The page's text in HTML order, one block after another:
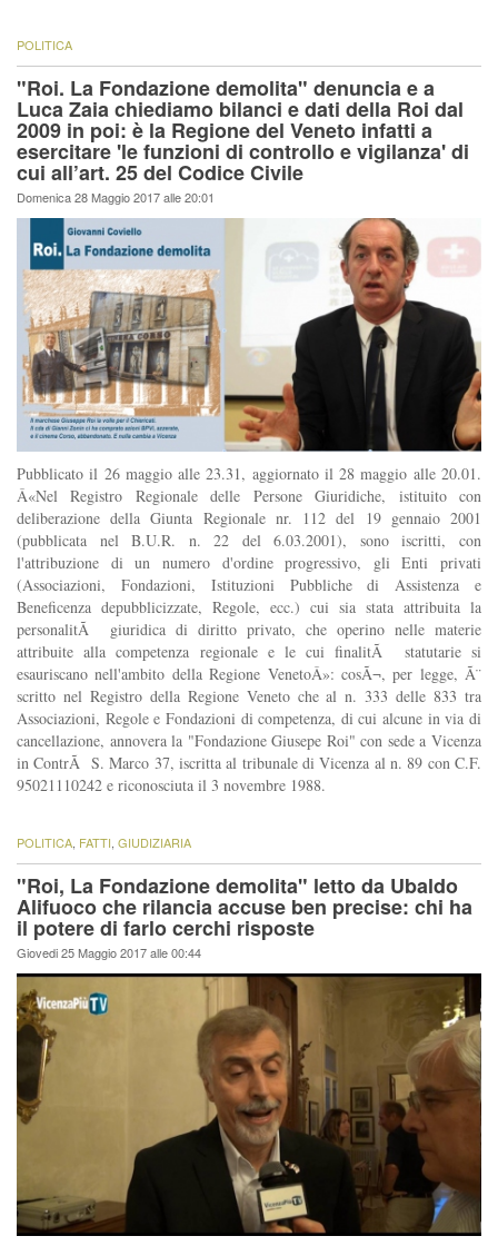
POLITICA
"Roi. La Fondazione demolita" denuncia e a
Luca Zaia chiediamo bilanci e dati della Roi dal
2009 in poi: è la Regione del Veneto infatti a
esercitare 'le funzioni di controllo e vigilanza' di
cui all’art. 25 del Codice Civile
Domenica 28 Maggio 2017 alle 20:01
Pubblicato il 26 maggio alle 23.31, aggiornato il 28 maggio alle 20.01.
Â«Nel Registro Regionale delle Persone Giuridiche, istituito con
deliberazione della Giunta Regionale nr. 112 del 19 gennaio 2001
(pubblicata nel B.U.R. n. 22 del 6.03.2001), sono iscritti, con
l'attribuzione di un numero d'ordine progressivo, gli Enti privati
(Associazioni, Fondazioni, Istituzioni Pubbliche di Assistenza e
Beneficenza depubblicizzate, Regole, ecc.) cui sia stata attribuita la
personalitÃ giuridica di diritto privato, che operino nelle materie
attribuite alla competenza regionale e le cui finalitÃ statutarie si
esauriscano nell'ambito della Regione VenetoÂ»: cosÃ¬, per legge, Ã¨
scritto nel Registro della Regione Veneto che al n. 333 delle 833 tra
Associazioni, Regole e Fondazioni di competenza, di cui alcune in via di
cancellazione, annovera la "Fondazione Giusepe Roi" con sede a Vicenza
in ContrÃ S. Marco 37, iscritta al tribunale di Vicenza al n. 89 con C.F.
95021110242 e riconosciuta il 3 novembre 1988.
POLITICA FATTI GIUDIZIARIA
"Roi, La Fondazione demolita" letto da Ubaldo
Alifuoco che rilancia accuse ben precise: chi ha
il potere di farlo cerchi risposte
Giovedi 25 Maggio 2017 alle 00:44